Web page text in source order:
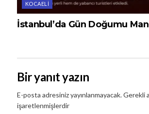
KOCAELI
İstanbul’da Gün Doğumu
Bir yanıt yazın
E-posta adresiniz yayınlanmayacak.Gerekli
işaretlenmişlerdir